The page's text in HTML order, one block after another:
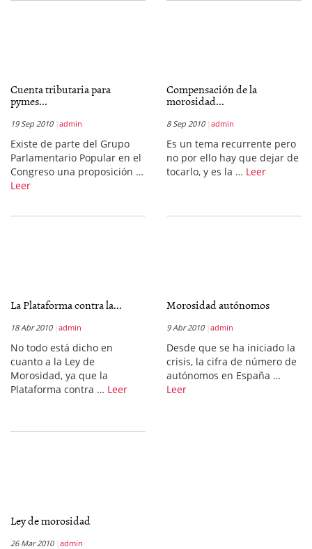
Cuenta tributaria para
pymes...
19 Sep 2010 admin
Existe de parte del Grupo
Parlamentario Popular en el
Congreso una proposición …
Leer
Compensación de la
morosidad...
8 Sep 2010 admin
Es un tema recurrente pero
no por ello hay que dejar de
tocarlo, y es la … Leer
La Plataforma contra la...
18 Abr 2010 admin
No todo está dicho en
cuanto a la Ley de
Morosidad, ya que la
Plataforma contra … Leer
Morosidad autónomos
9 Abr 2010 admin
Desde que se ha iniciado la
crisis, la cifra de número de
autónomos en España …
Leer
Ley de morosidad
26 Mar 2010 admin